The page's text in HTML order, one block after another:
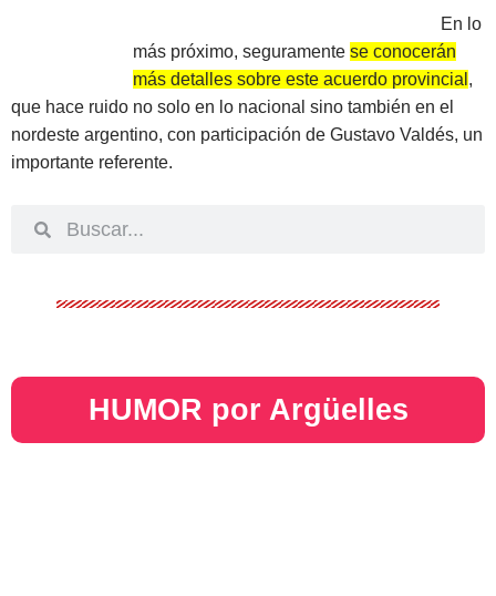
En lo
más próximo, seguramente se conocerán
más detalles sobre este acuerdo provincial ,
que hace ruido no solo en lo nacional sino también en el
nordeste argentino, con participación de Gustavo Valdés, un
importante referente.
HUMOR por Argüelles​